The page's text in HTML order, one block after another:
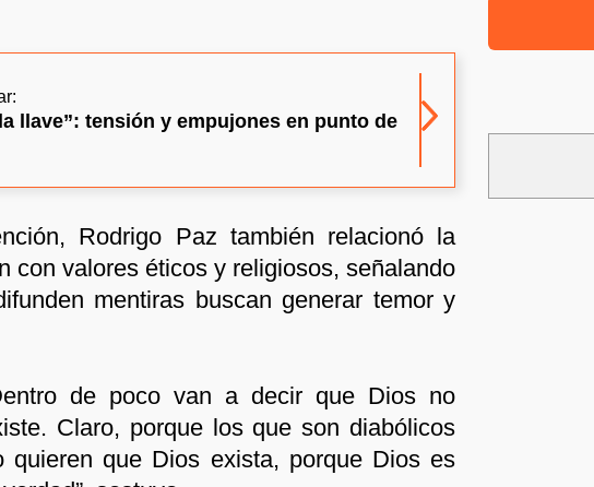
llave”: tensión y empujones en punto de
Rodrigo Paz también relacionó la
con valores éticos y religiosos, señalando
mentiras buscan generar temor y
de poco van a decir que Dios no
Claro, porque los que son diabólicos
quieren que Dios exista, porque Dios es